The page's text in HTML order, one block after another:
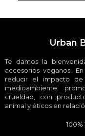
Urban
Te damos la
accesorios veganos.
reducir el impacto
medioambiente,
crueldad, con
animal y éticos en